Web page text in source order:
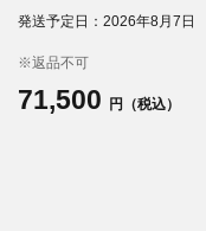
発送予定日：2026年8月7日
※返品不可
71,500 円（税込）